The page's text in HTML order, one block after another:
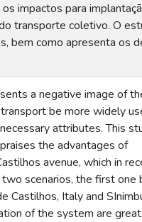
impactos para
transporte coletivo. O
bem como apresenta os
a negative image of
be more widely
attributes. This
the advantages of
avenue, which in
scenarios, the first one
Castilhos, Italy and
of the system are